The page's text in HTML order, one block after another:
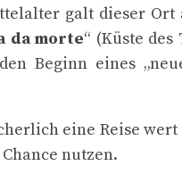
galt dieser Ort
da morte“ (Küste
Beginn eines
eine Reise
nutzen.